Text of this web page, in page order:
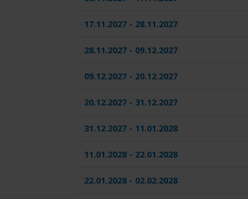
17.11.2027 - 28.11.2027
28.11.2027 - 09.12.2027
09.12.2027 - 20.12.2027
20.12.2027 - 31.12.2027
31.12.2027 - 11.01.2028
11.01.2028 - 22.01.2028
22.01.2028 - 02.02.2028